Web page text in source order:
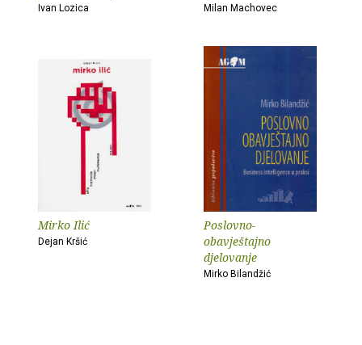
Ivan Lozica Milan Machovec
Mirko Ilić
Dejan Kršić
Poslovno-
obavještajno
djelovanje
Mirko Bilandžić